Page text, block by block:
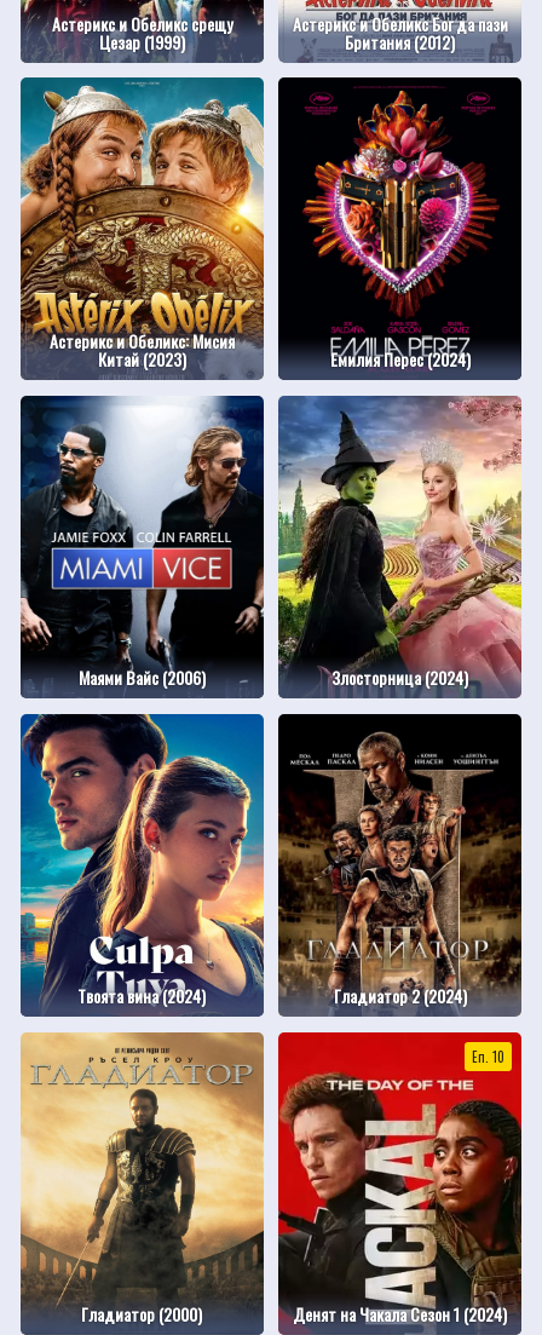
Астерикс и Обеликс срещу
Цезар (1999)
Астерикс и Обеликс Бог да пази
Британия (2012)
Астерикс и Обеликс: Мисия
Китай (2023) Емилия Перес (2024)
Маями Вайс (2006) Злосторница (2024)
Твоята вина (2024) Гладиатор 2 (2024)
Гладиатор (2000)
Еп. 10
Денят на Чакала Сезон 1 (2024)